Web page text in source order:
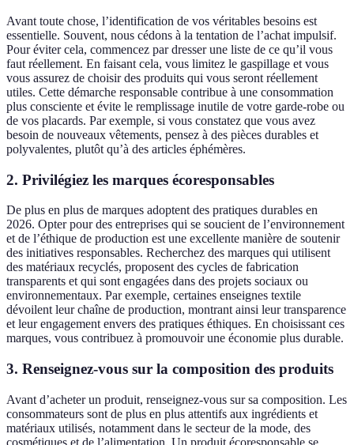
Avant toute chose, l’identification de vos véritables besoins est
essentielle. Souvent, nous cédons à la tentation de l’achat impulsif.
Pour éviter cela, commencez par dresser une liste de ce qu’il vous
faut réellement. En faisant cela, vous limitez le gaspillage et vous
vous assurez de choisir des produits qui vous seront réellement
utiles. Cette démarche responsable contribue à une consommation
plus consciente et évite le remplissage inutile de votre garde-robe ou
de vos placards. Par exemple, si vous constatez que vous avez
besoin de nouveaux vêtements, pensez à des pièces durables et
polyvalentes, plutôt qu’à des articles éphémères.
2. Privilégiez les marques écoresponsables
De plus en plus de marques adoptent des pratiques durables en
2026. Opter pour des entreprises qui se soucient de l’environnement
et de l’éthique de production est une excellente manière de soutenir
des initiatives responsables. Recherchez des marques qui utilisent
des matériaux recyclés, proposent des cycles de fabrication
transparents et qui sont engagées dans des projets sociaux ou
environnementaux. Par exemple, certaines enseignes textile
dévoilent leur chaîne de production, montrant ainsi leur transparence
et leur engagement envers des pratiques éthiques. En choisissant ces
marques, vous contribuez à promouvoir une économie plus durable.
3. Renseignez-vous sur la composition des produits
Avant d’acheter un produit, renseignez-vous sur sa composition. Les
consommateurs sont de plus en plus attentifs aux ingrédients et
matériaux utilisés, notamment dans le secteur de la mode, des
cosmétiques et de l’alimentation. Un produit écoresponsable se